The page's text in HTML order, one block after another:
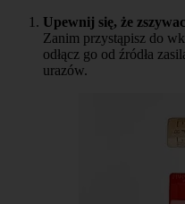
Upewnij się, że
Zanim przystąpisz do
odłącz go od źródła
urazów.